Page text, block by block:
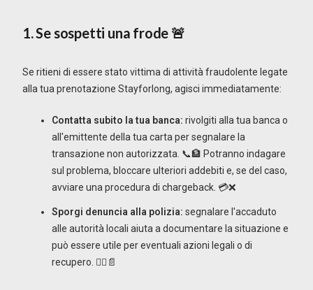
1. Se sospetti una frode 🚨
Se ritieni di essere stato vittima di attività fraudolente legate
alla tua prenotazione Stayforlong, agisci immediatamente:
Contatta subito la tua banca: rivolgiti alla tua banca o
all'emittente della tua carta per segnalare la
transazione non autorizzata. 📞🏦 Potranno indagare
sul problema, bloccare ulteriori addebiti e, se del caso,
avviare una procedura di chargeback. 💳❌
Sporgi denuncia alla polizia: segnalare l'accaduto
alle autorità locali aiuta a documentare la situazione e
può essere utile per eventuali azioni legali o di
recupero. 👮‍♂️📄